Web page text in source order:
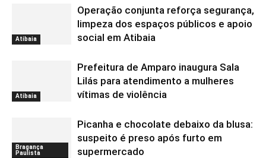
Atibaia
Operação conjunta reforça segurança,
limpeza dos espaços públicos e apoio
social em Atibaia
Atibaia
Prefeitura de Amparo inaugura Sala
Lilás para atendimento a mulheres
vítimas de violência
Bragança
Paulista
Picanha e chocolate debaixo da blusa:
suspeito é preso após furto em
supermercado